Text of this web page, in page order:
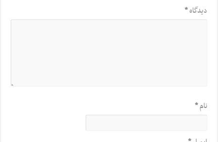
دیدگاه*
نام*